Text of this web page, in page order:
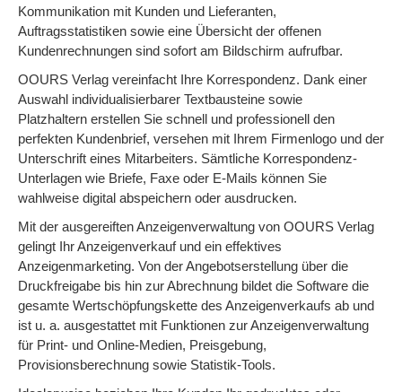
Kommunikation mit Kunden und Lieferanten,
Auftragsstatistiken sowie eine Übersicht der offenen
Kundenrechnungen sind sofort am Bildschirm aufrufbar.
OOURS Verlag vereinfacht Ihre Korrespondenz. Dank einer
Auswahl individualisierbarer Textbausteine sowie
Platzhaltern erstellen Sie schnell und professionell den
perfekten Kundenbrief, versehen mit Ihrem Firmenlogo und der
Unterschrift eines Mitarbeiters. Sämtliche Korrespondenz-
Unterlagen wie Briefe, Faxe oder E-Mails können Sie
wahlweise digital abspeichern oder ausdrucken.
Mit der ausgereiften Anzeigenverwaltung von OOURS Verlag
gelingt Ihr Anzeigenverkauf und ein effektives
Anzeigenmarketing. Von der Angebotserstellung über die
Druckfreigabe bis hin zur Abrechnung bildet die Software die
gesamte Wertschöpfungskette des Anzeigenverkaufs ab und
ist u. a. ausgestattet mit Funktionen zur Anzeigenverwaltung
für Print- und Online-Medien, Preisgebung,
Provisionsberechnung sowie Statistik-Tools.